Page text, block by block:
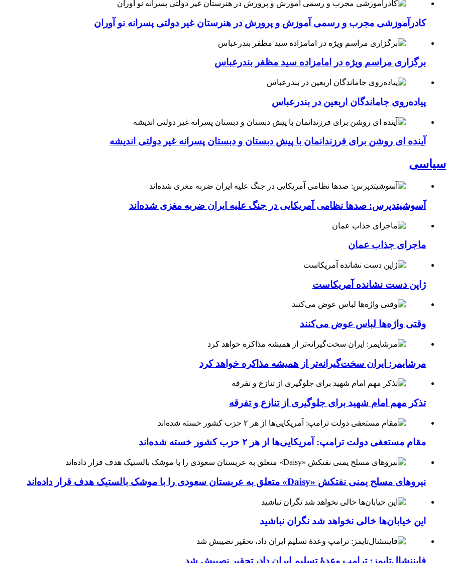
کادرآموزشی مجرب و رسمی آموزش و پرورش در هنرستان غیر دولتی پسرانه نو آوران
برگزاری مراسم ویژه در امامزاده سید مظفر بندرعباس
پیاده‌روی جاماندگان اربعین در بندرعباس
آینده ای روشن برای فرزندانمان با پیش دبستان و دبستان پسرانه غیر دولتی اندیشه
سیاسی
آسوشیتدپرس: صدها نظامی آمریکایی در جنگ علیه ایران ضربه مغزی شده‌اند
ماجرای جذاب عمان
ژاپن دست نشانده آمریکاست
وقتی واژه‌ها لباس عوض می‌کنند
مرشایمر: ایران سخت‌گیرانه‌تر از همیشه مذاکره خواهد کرد
تذکر مهم امام شهید برای جلوگیری از تنازع و تفرقه
مقام مستعفی دولت ترامپ: آمریکایی‌ها از هر ۲ حزب کشور خسته شده‌اند
نیروهای مسلح یمنی نفتکش «Daisy» متعلق به عربستان سعودی را با موشک بالستیک هدف قرار داده‌اند
این خیابان‌ها خالی نخواهد شد نگران نباشید
فایننشال‌تایمز: ترامپ وعدۀ تسلیم ایران داد، تحقیر نصیبش شد